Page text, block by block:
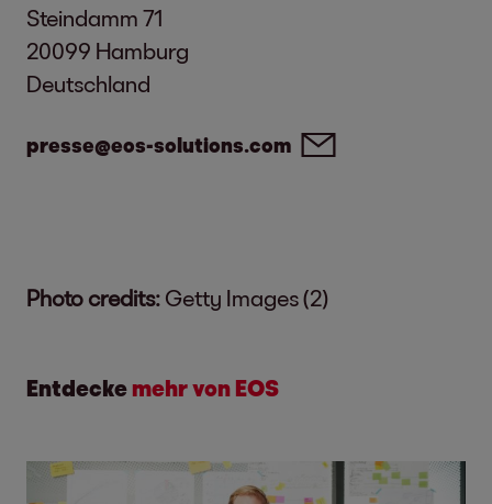
Steindamm 71
20099 Hamburg
Deutschland
presse@eos-solutions.com
Photo credits: Getty Images (2)
Entdecke mehr von EOS